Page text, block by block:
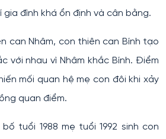
gia đình khá ổn định và cân bằng.
can Nhâm, con thiên can Bính tạo
với nhau vì Nhâm khắc Bính. Điểm
mối quan hệ mẹ con đôi khi xảy
quan điểm.
tuổi 1988 mẹ tuổi 1992 sinh con